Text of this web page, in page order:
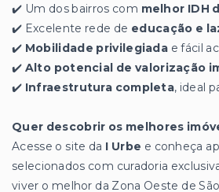
✔️ Um dos bairros com melhor IDH
✔️ Excelente rede de educação e
✔️ Mobilidade privilegiada e fácil
✔️ Alto potencial de valorização
✔️ Infraestrutura completa, ideal
Quer descobrir os melhores
Acesse o site da I Urbe e conheça
selecionados com curadoria
viver o melhor da Zona Oeste de